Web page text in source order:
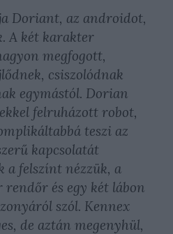
Doriant, az androidot,
A két karakter
megfogott,
csiszolódnak
egymástól. Dorian
felruházott robot,
teszi az
kapcsolatát
a felszínt nézzük, a
rendőr és egy két lábon
szól. Kennex
de aztán megenyhül,